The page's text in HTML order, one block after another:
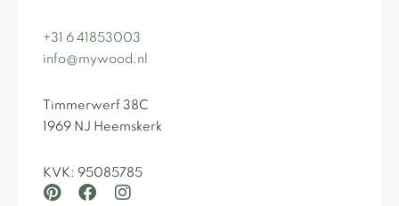
+31 6 41853003
info@mywood.nl
Timmerwerf 38C
1969 NJ Heemskerk
KVK: 95085785